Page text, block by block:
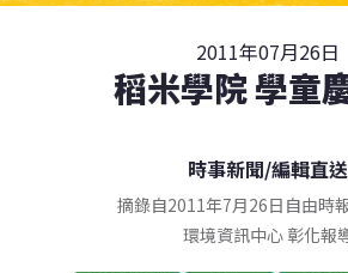
2011年07月26日
稻米學院 學童
時事新聞/編輯直送
摘錄自2011年7月26日自由時
環境資訊中心 彰化報